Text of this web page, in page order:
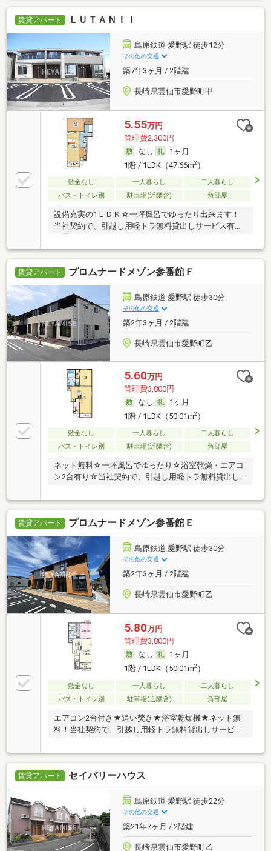
賃貸アパート ＬＵＴＡＮＩＩ
島原鉄道 愛野駅 徒歩12分
その他の交通
築7年3ヶ月 / 2階建
長崎県雲仙市愛野町甲
5.55万円
管理費2,300円
なし
1ヶ月
1階 / 1LDK（47.66m2）
敷金なし 一人暮らし
二人暮らし
バス・トイレ別
駐車場(近隣含) 角部屋
設備充実の1ＬＤＫ☆一坪風呂でゆったり出来ます！
当社契約で、引越し用軽トラ無料貸出しサービス有り
賃貸アパート プロムナードメゾン参番館Ｆ
島原鉄道 愛野駅 徒歩30分
その他の交通
築2年3ヶ月 / 2階建
長崎県雲仙市愛野町乙
5.60万円
管理費3,800円
なし
1ヶ月
1階 / 1LDK（50.01m2）
敷金なし 一人暮らし
二人暮らし
バス・トイレ別
駐車場(近隣含) 角部屋
ネット無料☆一坪風呂でゆったり☆浴室乾燥・エアコ
ン2台有り☆当社契約で、引越し用軽トラ無料貸出し
賃貸アパート プロムナードメゾン参番館Ｅ
島原鉄道 愛野駅 徒歩30分
その他の交通
築2年3ヶ月 / 2階建
長崎県雲仙市愛野町乙
5.80万円
管理費3,800円
なし
1ヶ月
1階 / 1LDK（50.01m2）
敷金なし 一人暮らし
二人暮らし
バス・トイレ別
駐車場(近隣含) 角部屋
エアコン2台付き★追い焚き★浴室乾燥機★ネット無
料！当社契約で、引越し用軽トラ無料貸出しサービス
有
賃貸アパート セイバリーハウス
島原鉄道 愛野駅 徒歩22分
その他の交通
築21年7ヶ月 / 2階建
長崎県雲仙市愛野町乙